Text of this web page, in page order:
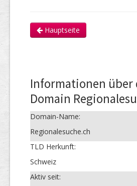
Hauptseite
Informationen über
Domain
Domain-Name:
Regionalesuche.ch
TLD Herkunft:
Schweiz
Aktiv seit: